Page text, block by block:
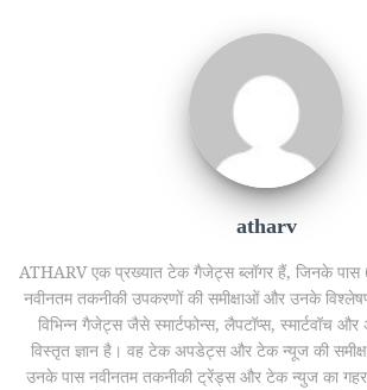
atharv
ATHARV एक प्रख्यात टेक गैजेट्स ब्लॉगर हैं, जिनके
नवीनतम तकनीकी उपकरणों की समीक्षाओं और उनके
विभिन्न गैजेट्स जैसे स्मार्टफोन्स, लैपटॉप्स, स्मार्टवॉच
विस्तृत ज्ञान है। वह टेक अपडेट्स और टेक न्यूज की
उनके पास नवीनतम तकनीकी ट्रेंड्स और टेक न्युज का